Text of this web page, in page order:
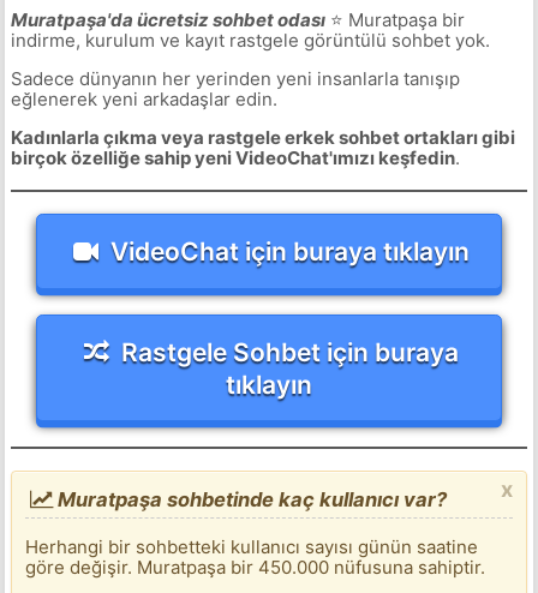
Muratpaşa'da ücretsiz sohbet odası⭐ Muratpaşa bir
indirme, kurulum ve kayıt rastgele görüntülü sohbet yok.
Sadece dünyanın her yerinden yeni insanlarla tanışıp
eğlenerek yeni arkadaşlar edin.
Kadınlarla çıkma veya rastgele erkek sohbet ortakları gibi
birçok özelliğe sahip yeni VideoChat'ımızı keşfedin.
VideoChat için buraya tıklayın
Rastgele Sohbet için buraya
tıklayın
x
Muratpaşa sohbetinde kaç kullanıcı var?
Herhangi bir sohbetteki kullanıcı sayısı günün saatine
göre değişir. Muratpaşa bir 450.000 nüfusuna sahiptir.